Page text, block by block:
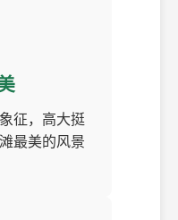
征，高大挺
最美的风景